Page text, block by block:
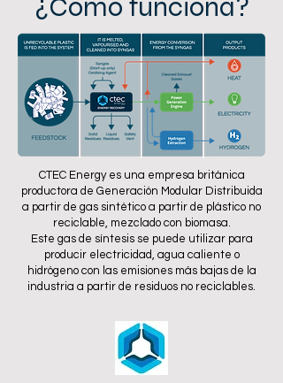
¿Como funciona?
CTEC Energy es una empresa británica
productora de Generación Modular Distribuida
a partir de gas sintético a partir de plástico no
reciclable, mezclado con biomasa.
Este gas de síntesis se puede utilizar para
producir electricidad, agua caliente o
hidrógeno con las emisiones más bajas de la
industria a partir de residuos no reciclables.